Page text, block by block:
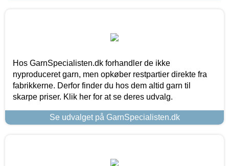
Hos GarnSpecialisten.dk forhandler de ikke
nyproduceret garn, men opkøber restpartier direkte fra
fabrikkerne. Derfor finder du hos dem altid garn til
skarpe priser. Klik her for at se deres udvalg.
Se udvalget på GarnSpecialisten.dk